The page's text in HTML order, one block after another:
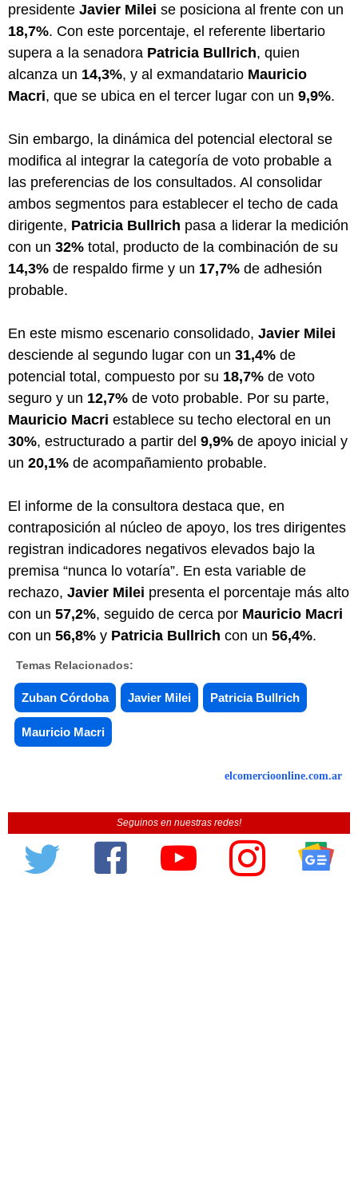
presidente Javier Milei se posiciona al frente con un
18,7%. Con este porcentaje, el referente libertario
supera a la senadora Patricia Bullrich, quien
alcanza un 14,3%, y al exmandatario Mauricio
Macri, que se ubica en el tercer lugar con un 9,9%.
Sin embargo, la dinámica del potencial electoral se
modifica al integrar la categoría de voto probable a
las preferencias de los consultados. Al consolidar
ambos segmentos para establecer el techo de cada
dirigente, Patricia Bullrich pasa a liderar la medición
con un 32% total, producto de la combinación de su
14,3% de respaldo firme y un 17,7% de adhesión
probable.
En este mismo escenario consolidado, Javier Milei
desciende al segundo lugar con un 31,4% de
potencial total, compuesto por su 18,7% de voto
seguro y un 12,7% de voto probable. Por su parte,
Mauricio Macri establece su techo electoral en un
30%, estructurado a partir del 9,9% de apoyo inicial y
un 20,1% de acompañamiento probable.
El informe de la consultora destaca que, en
contraposición al núcleo de apoyo, los tres dirigentes
registran indicadores negativos elevados bajo la
premisa “nunca lo votaría”. En esta variable de
rechazo, Javier Milei presenta el porcentaje más alto
con un 57,2%, seguido de cerca por Mauricio Macri
con un 56,8% y Patricia Bullrich con un 56,4%.
Temas Relacionados:
Zuban Córdoba Javier Milei Patricia Bullrich
Mauricio Macri
elcomercioonline.com.ar
Seguinos en nuestras redes!